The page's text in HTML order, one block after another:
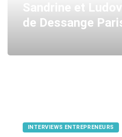
Sandrine et
de Dessange
INTERVIEWS ENTREPRENEURS